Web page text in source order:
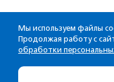
Мы используем файлы
Продолжая работу с
обработки